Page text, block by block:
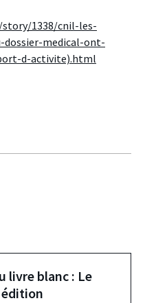
1338/cnil-les-
dossier-medical-ont-
d-activite).html
livre blanc : Le
édition